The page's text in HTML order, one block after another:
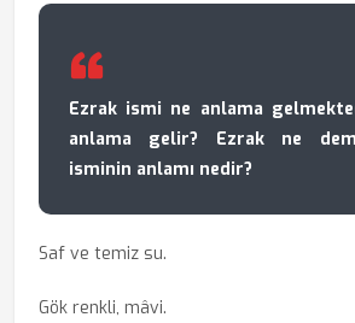
Ezrak ismi ne anlama
anlama gelir? Ezrak ne
isminin anlamı nedir?
Saf ve temiz su.
Gök renkli, mâvi.